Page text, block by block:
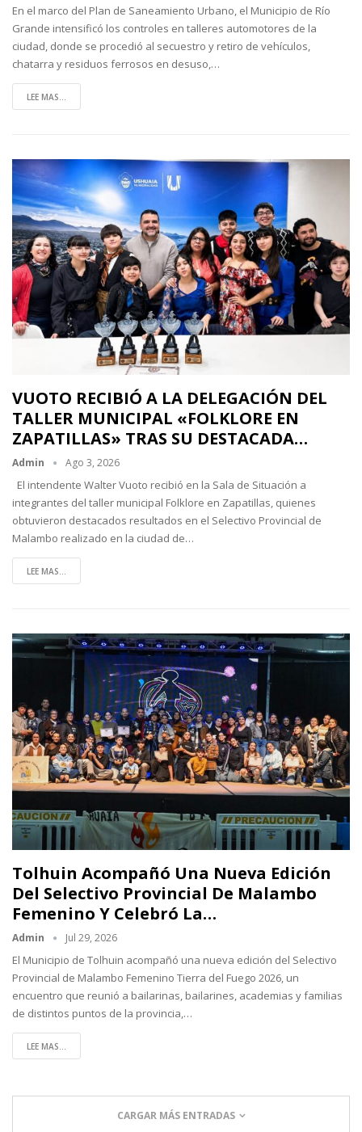
En el marco del Plan de Saneamiento Urbano, el Municipio de Río
Grande intensificó los controles en talleres automotores de la
ciudad, donde se procedió al secuestro y retiro de vehículos,
chatarra y residuos ferrosos en desuso,…
LEE MAS...
VUOTO RECIBIÓ A LA DELEGACIÓN DEL
TALLER MUNICIPAL «FOLKLORE EN
ZAPATILLAS» TRAS SU DESTACADA…
Admin Ago 3, 2026
El intendente Walter Vuoto recibió en la Sala de Situación a
integrantes del taller municipal Folklore en Zapatillas, quienes
obtuvieron destacados resultados en el Selectivo Provincial de
Malambo realizado en la ciudad de…
LEE MAS...
Tolhuin Acompañó Una Nueva Edición
Del Selectivo Provincial De Malambo
Femenino Y Celebró La…
Admin Jul 29, 2026
El Municipio de Tolhuin acompañó una nueva edición del Selectivo
Provincial de Malambo Femenino Tierra del Fuego 2026, un
encuentro que reunió a bailarinas, bailarines, academias y familias
de distintos puntos de la provincia,…
LEE MAS...
CARGAR MÁS ENTRADAS